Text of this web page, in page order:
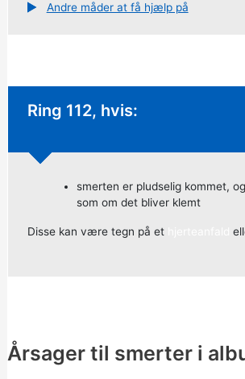
Andre måder at få hjælp på
Øjeblikkelig handling krævet:
Ring 112, hvis:
smerten er pludselig kommet,
som om det bliver klemt
Disse kan være tegn på et
Årsager til smerter i